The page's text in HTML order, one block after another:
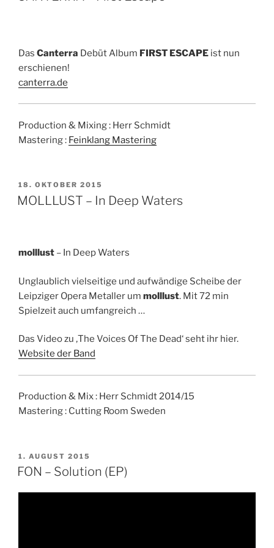
Das Canterra Debüt Album FIRST ESCAPE ist nun
erschienen!
canterra.de
Production & Mixing : Herr Schmidt
Mastering : Feinklang Mastering
VERÖFFENTLICHT
AM
18. OKTOBER 2015
MOLLLUST – In Deep Waters
molllust – In Deep Waters
Unglaublich vielseitige und aufwändige Scheibe der
Leipziger Opera Metaller um molllust. Mit 72 min
Spielzeit auch umfangreich …
Das Video zu ‚The Voices Of The Dead‘ seht ihr hier.
Website der Band
Production & Mix : Herr Schmidt 2014/15
Mastering : Cutting Room Sweden
VERÖFFENTLICHT
AM
1. AUGUST 2015
FON – Solution (EP)